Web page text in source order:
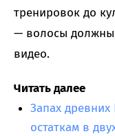
тренировок до
— волосы должны
видео.
Читать далее
Запах
остаткам в